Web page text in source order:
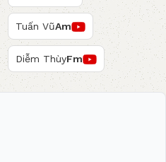
Tuấn VũAm
Diễm ThùyFm